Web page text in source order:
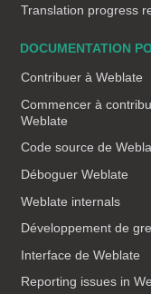
Translation progress
DOCUMENTATION
Contribuer à Weblate
Commencer à
Weblate
Code source de
Déboguer Weblate
Weblate internals
Développement de
Interface de Weblate
Reporting issues in